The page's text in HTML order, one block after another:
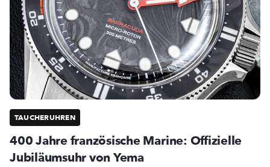
TAUCHERUHREN
400 Jahre französische Marine: Offizielle
Jubiläumsuhr von Yema